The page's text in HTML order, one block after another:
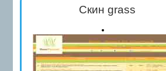
Скин grass